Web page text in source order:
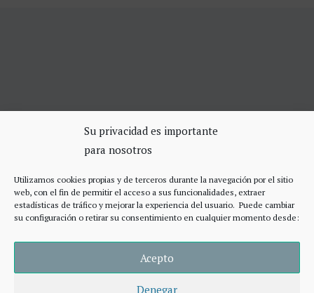
Su privacidad es importante
para nosotros
Utilizamos cookies propias y de terceros durante la navegación por el sitio
web, con el fin de permitir el acceso a sus funcionalidades, extraer
estadísticas de tráfico y mejorar la experiencia del usuario. Puede cambiar
su configuración o retirar su consentimiento en cualquier momento desde:
Acepto
Denegar
SERVICIOS DE CERRAJERÍA
Apertura Puertas Madrid 75€
Cerraduras de alta seguridad
Accesos